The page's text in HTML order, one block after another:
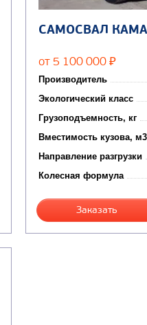
САМОСВАЛ
от 5 100 000 ₽
Производитель
Экологический класс
Грузоподъемность, кг
Вместимость кузова, м3
Направление разгрузки
Колесная формула
Заказать